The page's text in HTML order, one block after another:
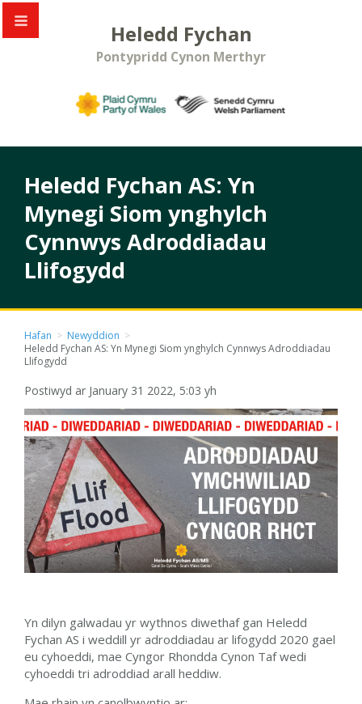
Heledd Fychan
Pontypridd Cynon Merthyr
Heledd Fychan AS: Yn
Mynegi Siom ynghylch
Cynnwys Adroddiadau
Llifogydd
Hafan > Newyddion >
Heledd Fychan AS: Yn Mynegi Siom ynghylch Cynnwys Adroddiadau
Llifogydd
Postiwyd ar January 31 2022, 5:03 yh
Yn dilyn galwadau yr wythnos diwethaf gan Heledd
Fychan AS i weddill yr adroddiadau ar lifogydd 2020 gael
eu cyhoeddi, mae Cyngor Rhondda Cynon Taf wedi
cyhoeddi tri adroddiad arall heddiw.